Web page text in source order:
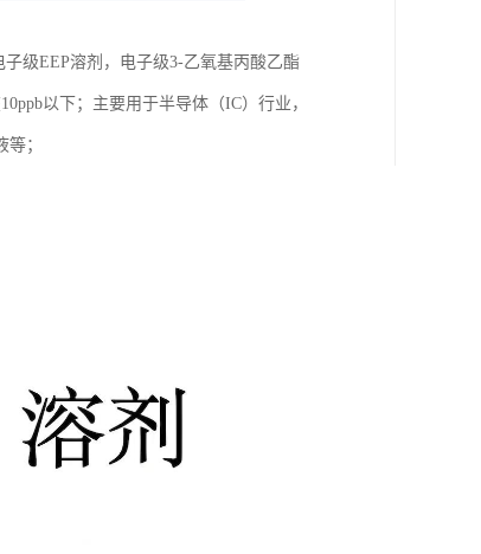
级EEP溶剂，电子级3-乙氧基丙酸乙酯
以下；主要用于半导体（IC）行业，
；